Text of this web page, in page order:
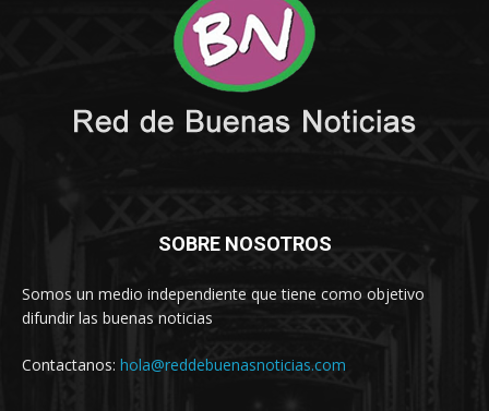
SOBRE NOSOTROS
Somos un medio independiente que tiene como objetivo
difundir las buenas noticias
Contactanos: hola@reddebuenasnoticias.com